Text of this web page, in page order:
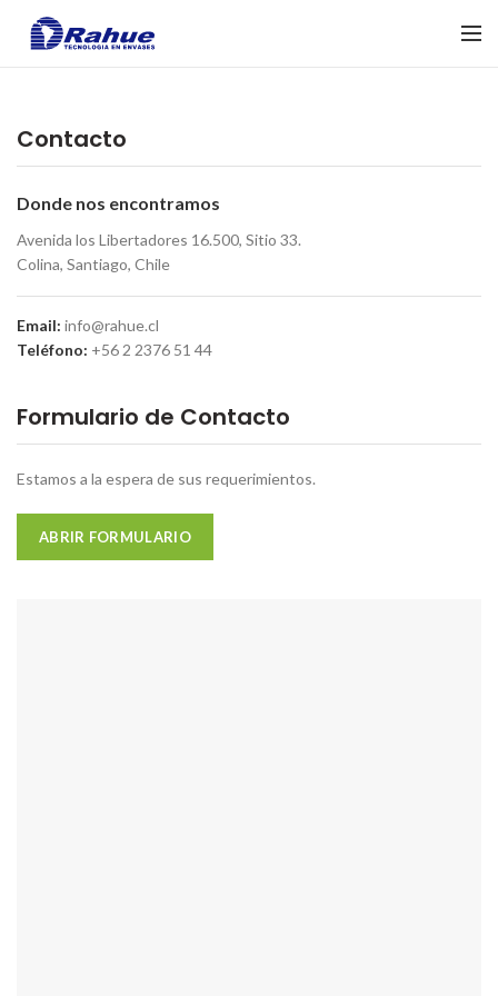
Contacto
Donde nos encontramos
Avenida los Libertadores 16.500, Sitio 33.
Colina, Santiago, Chile
Email: info@rahue.cl
Teléfono: +56 2 2376 51 44
Formulario de Contacto
Estamos a la espera de sus requerimientos.
ABRIR FORMULARIO